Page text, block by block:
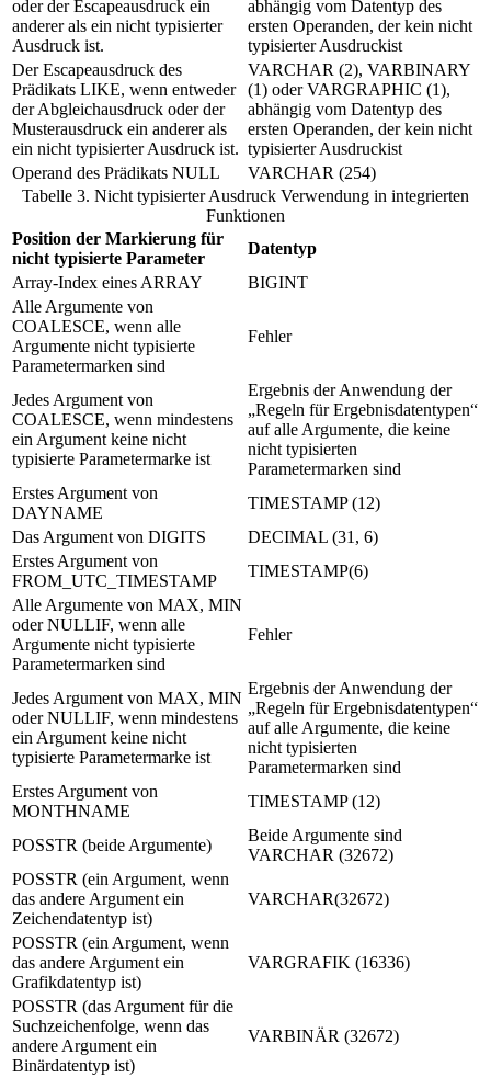
oder der Escapeausdruck ein
anderer als ein nicht typisierter
Ausdruck ist.
abhängig vom Datentyp des
ersten Operanden, der kein nicht
typisierterAusdruckist
Der Escapeausdruck des
Prädikats LIKE, wenn entweder
der Abgleichausdruck oder der
Musterausdruck ein anderer als
ein nicht typisierterAusdruck ist.
VARCHAR (2), VARBINARY
(1) oder VARGRAPHIC (1),
abhängig vom Datentyp des
ersten Operanden, der kein nicht
typisierterAusdruckist
Operand des Prädikats NULL
VARCHAR (254)
Tabelle 3. Nicht typisierterAusdruck Verwendung in integrierten
Funktionen
Position der Markierung für
nicht typisierte Parameter
Datentyp
Array-Index eines ARRAY
BIGINT
Alle Argumente von
COALESCE, wenn alle
Argumente nicht typisierte
Parametermarken sind
Fehler
Jedes Argument von
COALESCE, wenn mindestens
ein Argument keine nicht
typisierte Parametermarke ist
Ergebnis der Anwendung der
Regeln für Ergebnisdatentypen
auf alle Argumente, die keine
nicht typisierten
Parametermarken sind
Erstes Argument von
DAYNAME
TIMESTAMP (12)
Das Argument von DIGITS
DECIMAL (31, 6)
Erstes Argument von
FROM_UTC_TIMESTAMP
TIMESTAMP(6)
Alle Argumente von MAX, MIN
oder NULLIF, wenn alle
Argumente nicht typisierte
Parametermarken sind
Fehler
Jedes Argument von MAX, MIN
oder NULLIF, wenn mindestens
ein Argument keine nicht
typisierte Parametermarke ist
Ergebnis der Anwendung der
Regeln für Ergebnisdatentypen
auf alle Argumente, die keine
nicht typisierten
Parametermarken sind
Erstes Argument von
MONTHNAME
TIMESTAMP (12)
POSSTR (beide Argumente)
Beide Argumente sind
VARCHAR (32672)
POSSTR (ein Argument, wenn
das andere Argument ein
Zeichendatentyp ist)
VARCHAR(32672)
POSSTR (ein Argument, wenn
das andere Argument ein
Grafikdatentyp ist)
VARGRAFIK (16336)
POSSTR (das Argument für die
Suchzeichenfolge, wenn das
andere Argument ein
Binärdatentyp ist)
VARBINÄR (32672)